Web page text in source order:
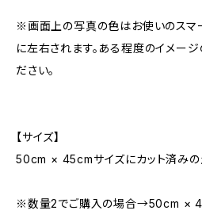
※画面上の写真の色はお使いのスマ
に左右されます。ある程度のイメー
ださい。
【サイズ】
50cm × 45cmサイズにカット済みの
※数量2でご購入の場合→50cm ×